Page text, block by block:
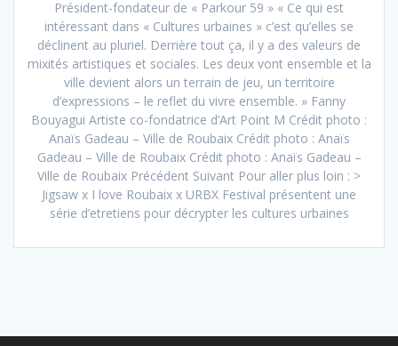
Président-fondateur de « Parkour 59 » « Ce qui est
intéressant dans « Cultures urbaines » c’est qu’elles se
déclinent au pluriel. Derrière tout ça, il y a des valeurs de
mixités artistiques et sociales. Les deux vont ensemble et la
ville devient alors un terrain de jeu, un territoire
d’expressions – le reflet du vivre ensemble. » Fanny
Bouyagui Artiste co-fondatrice d’Art Point M Crédit photo :
Anaïs Gadeau – Ville de Roubaix Crédit photo : Anaïs
Gadeau – Ville de Roubaix Crédit photo : Anaïs Gadeau –
Ville de Roubaix Précédent Suivant Pour aller plus loin : >
Jigsaw x I love Roubaix x URBX Festival présentent une
série d’etretiens pour décrypter les cultures urbaines